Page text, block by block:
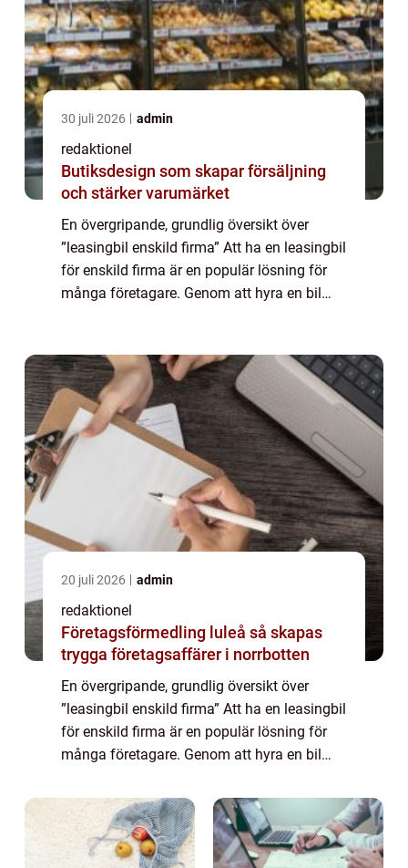
30 juli 2026 admin
redaktionel
Butiksdesign som skapar försäljning
och stärker varumärket
En övergripande, grundlig översikt över
”leasingbil enskild firma” Att ha en leasingbil
för enskild firma är en populär lösning för
många företagare. Genom att hyra en bil
20 juli 2026 admin
redaktionel
Företagsförmedling luleå så skapas
trygga företagsaffärer i norrbotten
En övergripande, grundlig översikt över
”leasingbil enskild firma” Att ha en leasingbil
för enskild firma är en populär lösning för
många företagare. Genom att hyra en bil
tillgång till en bil ut...